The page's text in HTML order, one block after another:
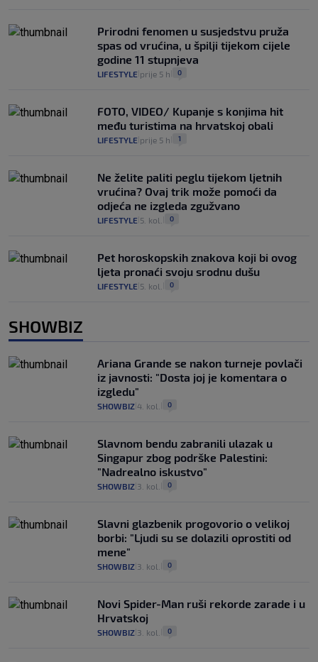
Prirodni fenomen u susjedstvu pruža
spas od vrućina, u špilji tijekom cijele
godine 11 stupnjeva
LIFESTYLE prije 5 h 0
FOTO, VIDEO/ Kupanje s konjima hit
među turistima na hrvatskoj obali
LIFESTYLE prije 5 h 1
Ne želite paliti peglu tijekom ljetnih
vrućina? Ovaj trik može pomoći da
odjeća ne izgleda zgužvano
LIFESTYLE 5. kol. 0
Pet horoskopskih znakova koji bi ovog
ljeta pronaći svoju srodnu dušu
LIFESTYLE 5. kol. 0
SHOWBIZ
Ariana Grande se nakon turneje povlači
iz javnosti: "Dosta joj je komentara o
izgledu"
SHOWBIZ 4. kol. 0
Slavnom bendu zabranili ulazak u
Singapur zbog podrške Palestini:
"Nadrealno iskustvo"
SHOWBIZ 3. kol. 0
Slavni glazbenik progovorio o velikoj
borbi: "Ljudi su se dolazili oprostiti od
mene"
SHOWBIZ 3. kol. 0
Novi Spider-Man ruši rekorde zarade i u
Hrvatskoj
SHOWBIZ 3. kol. 0